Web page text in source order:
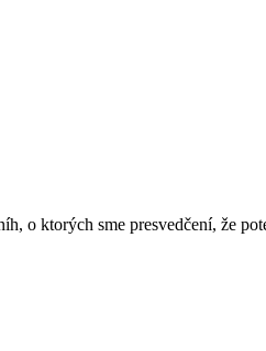
o ktorých sme presvedčení, že